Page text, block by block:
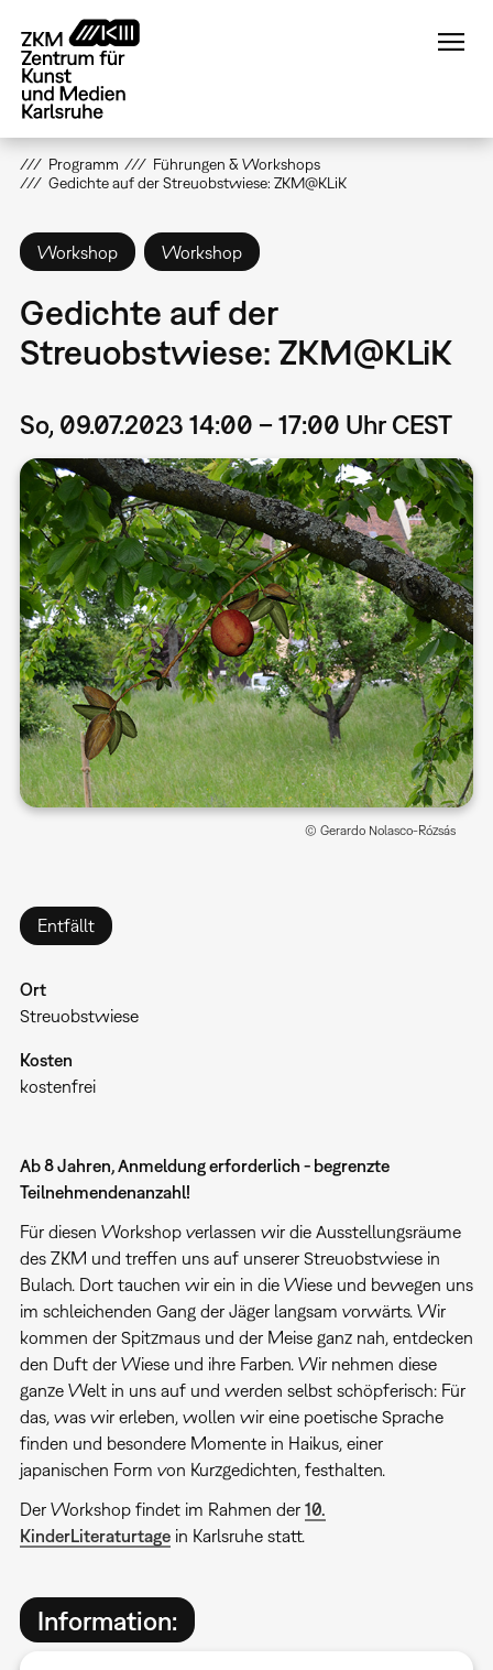
zum
Inhalt
Programm
Führungen & Workshops
Gedichte auf der Streuobstwiese: ZKM@KLiK
Workshop Workshop
Gedichte auf der
Streuobstwiese: ZKM@KLiK
So, 09.07.2023 14:00 – 17:00 Uhr CEST
© Gerardo Nolasco-Rózsás
Entfällt
Ort
Streuobstwiese
Kosten
kostenfrei
Ab 8 Jahren, Anmeldung erforderlich - begrenzte
Teilnehmendenanzahl!
Für diesen Workshop verlassen wir die Ausstellungsräume
des ZKM und treffen uns auf unserer Streuobstwiese in
Bulach. Dort tauchen wir ein in die Wiese und bewegen uns
im schleichenden Gang der Jäger langsam vorwärts. Wir
kommen der Spitzmaus und der Meise ganz nah, entdecken
den Duft der Wiese und ihre Farben. Wir nehmen diese
ganze Welt in uns auf und werden selbst schöpferisch: Für
das, was wir erleben, wollen wir eine poetische Sprache
finden und besondere Momente in Haikus, einer
japanischen Form von Kurzgedichten, festhalten.
Der Workshop findet im Rahmen der 10.
KinderLiteraturtagein Karlsruhe statt.
Information: